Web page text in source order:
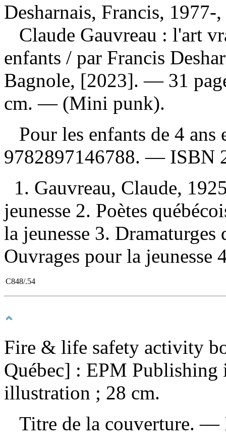
Desharnais, Francis, 1977-
Claude Gauvreau : l'art
enfants / par Francis
Bagnole, [2023]. — 31
cm. — (Mini punk).
Pour les enfants de 4
9782897146788. — ISBN
1. Gauvreau, Claude,
jeunesse 2. Poètes
la jeunesse 3.
Ouvrages pour la
C848/.54
Fire & life safety activity
Québec] : EPM
illustration ; 28 cm.
Titre de la couverture. —